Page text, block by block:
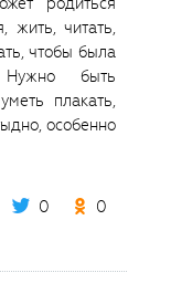
жить, читать,
чтобы была
быть
плакать,
особенно
0
0